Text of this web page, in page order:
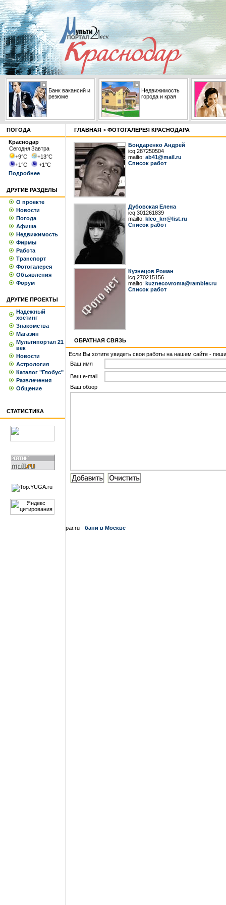
Банк вакансий и
резюме
Недвижимость
города и края
ПОГОДА
Краснодар
СегодняЗавтра
+9°С +13°С
+1°С +1°С
Подробнее
ДРУГИЕ РАЗДЕЛЫ
О проекте
Новости
Погода
Афиша
Недвижимость
Фирмы
Работа
Транспорт
Фотогалерея
Объявления
Форум
ДРУГИЕ ПРОЕКТЫ
Надежный
хостинг
Знакомства
Магазин
Мультипортал 21
век
Новости
Астрология
Каталог "Глобус"
Развлечения
Общение
СТАТИСТИКА
ГЛАВНАЯ > ФОТОГАЛЕРЕЯ КРАСНОДАРА
Бондаренко Андрей
icq 287250504
mailto: ab41@mail.ru
Список работ
Дубовская Елена
icq 301261839
mailto: kleo_krr@list.ru
Список работ
Кузнецов Роман
icq 270215156
mailto: kuznecovroma@rambler.ru
Список работ
ОБРАТНАЯ СВЯЗЬ
Если Вы хотите увидеть свои работы на нашем сайте -
Ваш имя
Ваш e-mail
Ваш обзор
par.ru - бани в Москве